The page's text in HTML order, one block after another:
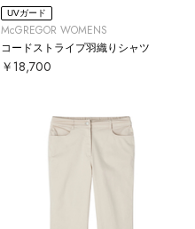
UVガード
McGREGOR WOMENS
コードストライプ羽織りシャツ
￥18,700